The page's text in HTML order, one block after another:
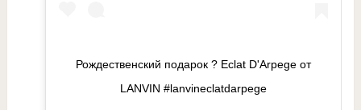
Рождественский подарок ? Eclat D'Arpege от
LANVIN #lanvineclatdarpege